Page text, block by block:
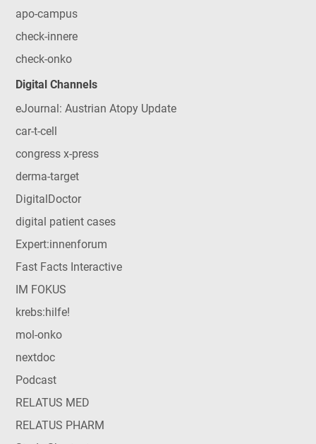
apo-campus
check-innere
check-onko
Digital Channels
eJournal: Austrian Atopy Update
car-t-cell
congress x-press
derma-target
DigitalDoctor
digital patient cases
Expert:innenforum
Fast Facts Interactive
IM FOKUS
krebs:hilfe!
mol-onko
nextdoc
Podcast
RELATUS MED
RELATUS PHARM